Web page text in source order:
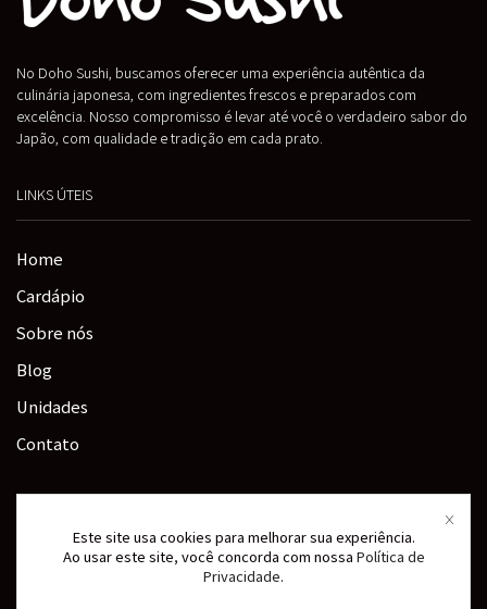
No Doho Sushi, buscamos oferecer uma experiência autêntica da
culinária japonesa, com ingredientes frescos e preparados com
excelência. Nosso compromisso é levar até você o verdadeiro sabor do
Japão, com qualidade e tradição em cada prato.
LINKS ÚTEIS
Home
Cardápio
Sobre nós
Blog
Unidades
Contato
Este site usa cookies para melhorar sua experiência.
Ao usar este site, você concorda com nossa Política de
Privacidade.